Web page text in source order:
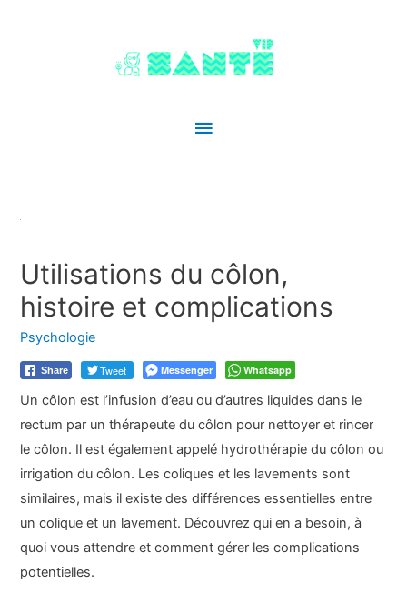
Menu
Utilisations du côlon,
histoire et complications
Psychologie
Share Tweet Messenger Whatsapp
Un côlon est l’infusion d’eau ou d’autres liquides dans le
rectum par un thérapeute du côlon pour nettoyer et rincer
le côlon. Il est également appelé hydrothérapie du côlon ou
irrigation du côlon. Les coliques et les lavements sont
similaires, mais il existe des différences essentielles entre
un colique et un lavement. Découvrez qui en a besoin, à
quoi vous attendre et comment gérer les complications
potentielles.